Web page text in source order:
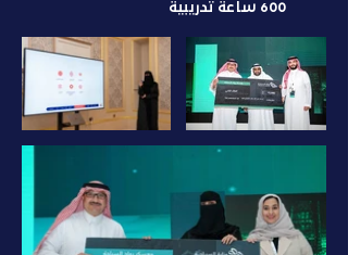
600 ساعة تدريبية